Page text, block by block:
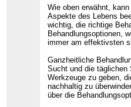
Wie oben erwähnt,
Aspekte des Lebens
wichtig, die richtige
Behandlungsoptionen,
immer am effektivsten
Ganzheitliche
Sucht und die
Werkzeuge zu geben,
nachhaltig zu
über die